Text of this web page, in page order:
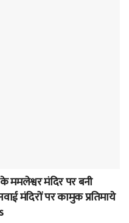
ममलेश्वर मंदिर पर बनी
मंदिरों पर कामुक प्रतिमाये